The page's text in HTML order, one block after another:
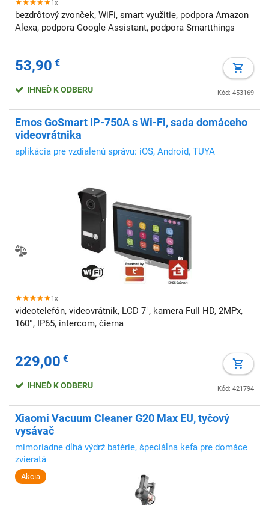
1x
bezdrôtový zvonček, WiFi, smart využitie, podpora Amazon
Alexa, podpora Google Assistant, podpora Smartthings
53,90 €
Kód: 453169
IHNEĎ K ODBERU
Emos GoSmart IP-750A s Wi-Fi, sada domáceho
videovrátnika
aplikácia pre vzdialenú správu: iOS, Android, TUYA
1x
videotelefón, videovrátnik, LCD 7", kamera Full HD, 2MPx,
160°, IP65, intercom, čierna
229,00 €
Kód: 421794
IHNEĎ K ODBERU
Xiaomi Vacuum Cleaner G20 Max EU, tyčový
vysávač
mimoriadne dlhá výdrž batérie, špeciálna kefa pre domáce
zvieratá
Akcia